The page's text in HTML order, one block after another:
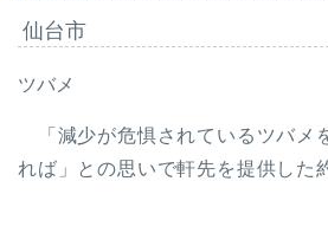
仙台市
ツバメ
「減少が危惧されているツバメ
れば」との思いで軒先を提供した